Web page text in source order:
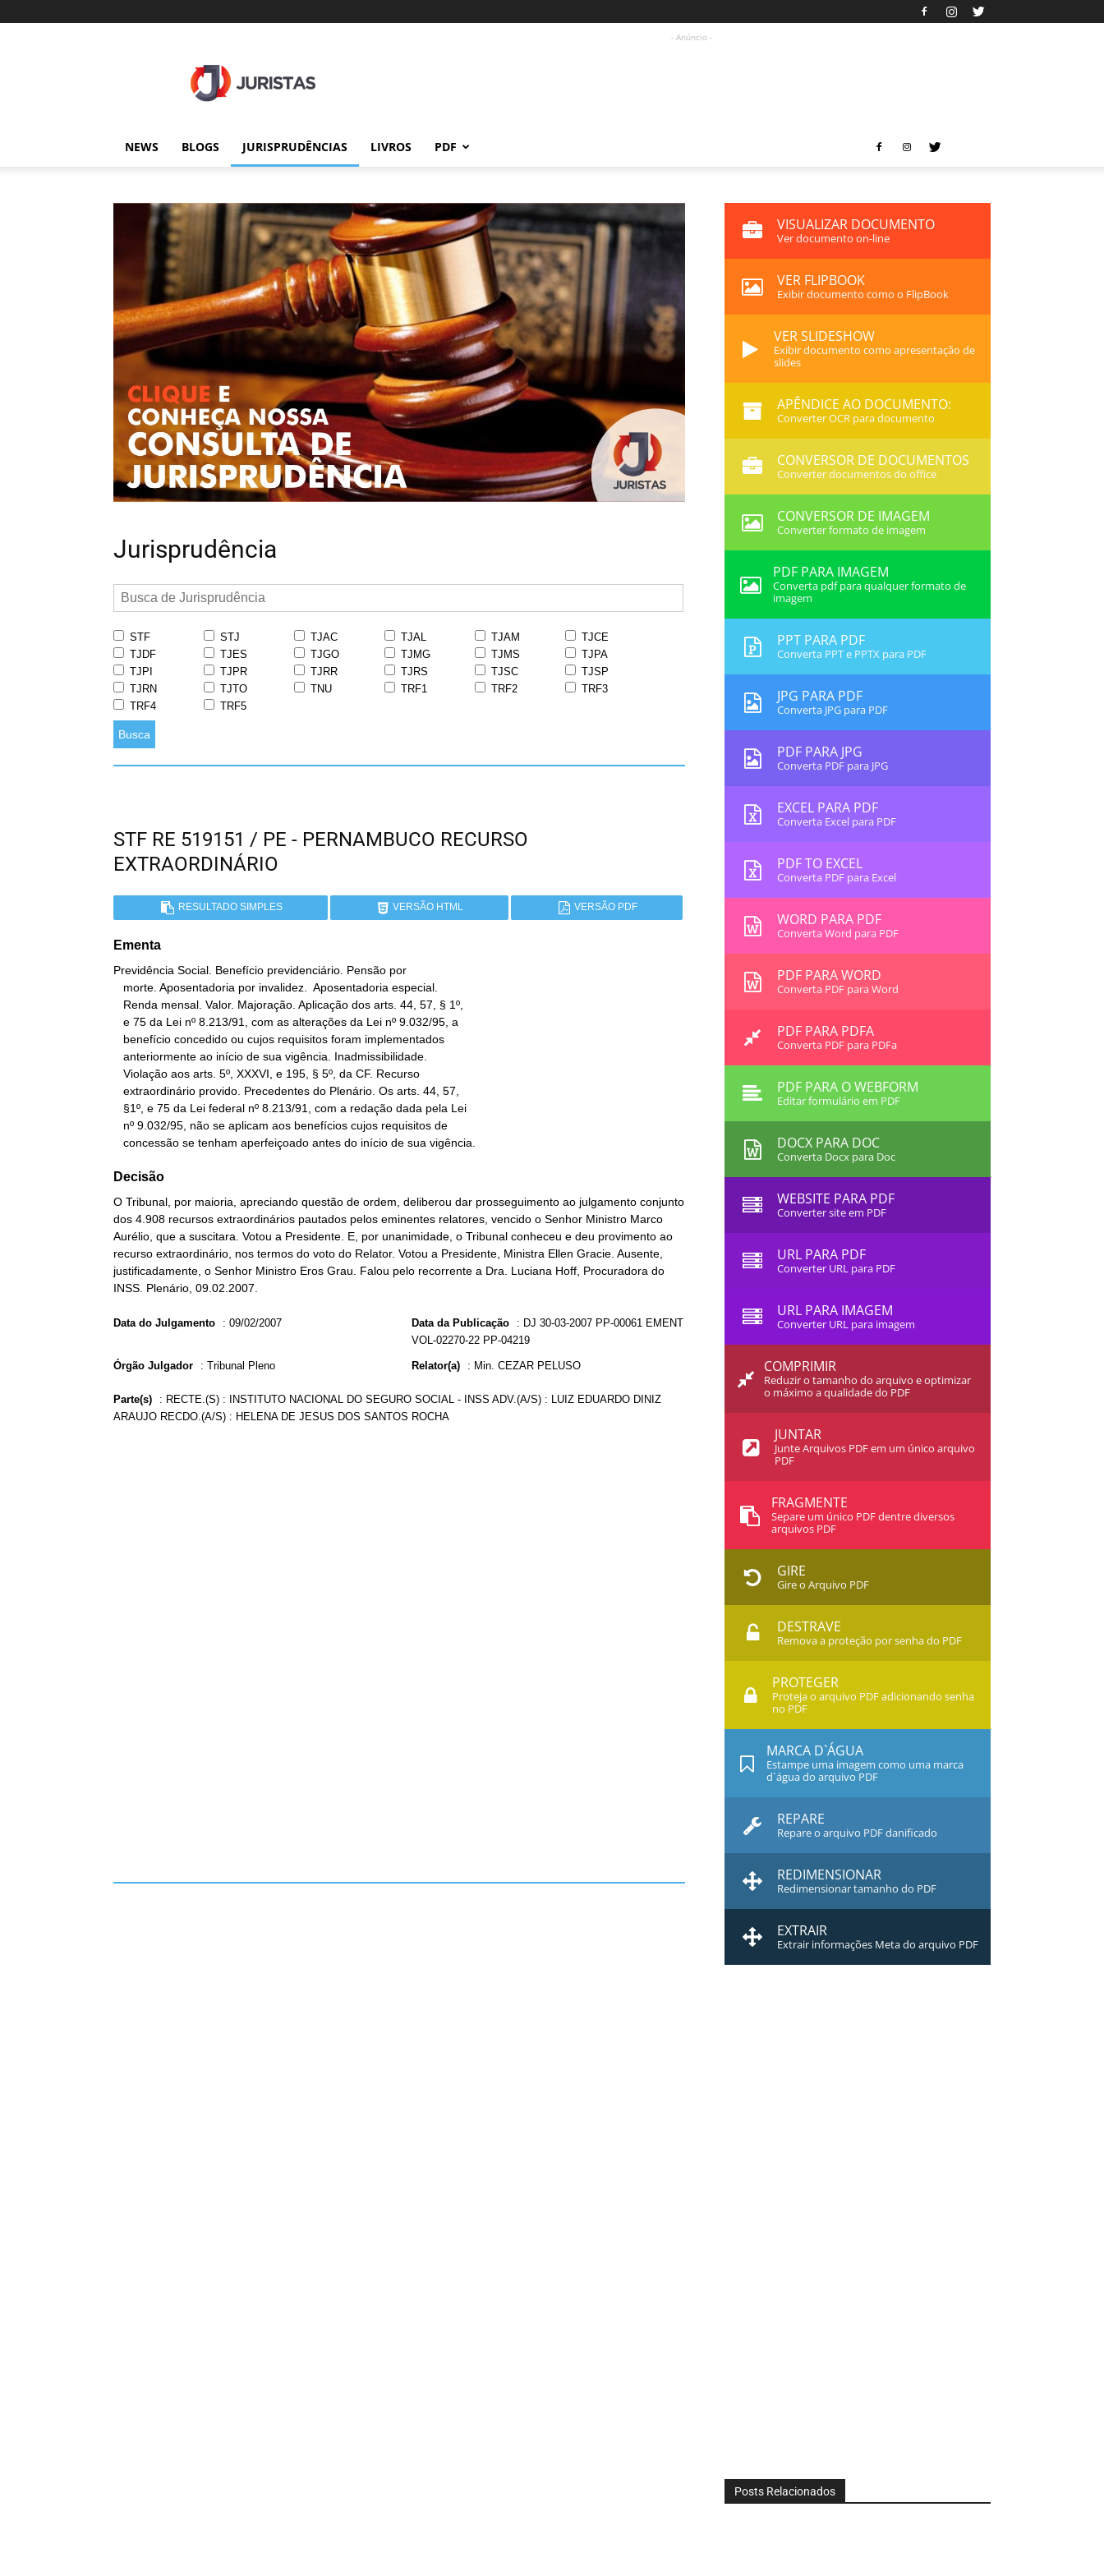
- Anúncio -
NEWS BLOGS JURISPRUDÊNCIAS LIVROS PDF
Jurisprudência
STF STJ TJAC TJAL TJAM
TJCE
TJDF
TJES TJGO TJMG TJMS
TJPA
TJPI
TJPR TJRR TJRS TJSC
TJSP
TJRN
TJTO TNU TRF1 TRF2
TRF3
TRF4
TRF5
Busca
STF RE 519151 / PE - PERNAMBUCO RECURSO
EXTRAORDINÁRIO
RESULTADO SIMPLES VERSÃO HTML VERSÃO PDF
Ementa
Previdência Social. Benefício previdenciário. Pensão por
   concessão se tenham aperfeiçoado antes do início de sua vigência.
Decisão
O Tribunal, por maioria, apreciando questão de ordem, deliberou dar prosseguimento ao julgamento conjunto
dos 4.908 recursos extraordinários pautados pelos eminentes relatores, vencido o Senhor Ministro Marco
Aurélio, que a suscitara. Votou a Presidente. E, por unanimidade, o Tribunal conheceu e deu provimento ao
recurso extraordinário, nos termos do voto do Relator. Votou a Presidente, Ministra Ellen Gracie. Ausente,
justificadamente, o Senhor Ministro Eros Grau. Falou pelo recorrente a Dra. Luciana Hoff, Procuradora do
INSS. Plenário, 09.02.2007.
Data do Julgamento : 09/02/2007 Data da Publicação : DJ 30-03-2007 PP-00061 EMENT
VOL-02270-22 PP-04219
Órgão Julgador : Tribunal Pleno Relator(a) : Min. CEZAR PELUSO
Parte(s) : RECTE.(S) : INSTITUTO NACIONAL DO SEGURO SOCIAL - INSS ADV.(A/S) : LUIZ EDUARDO DINIZ
ARAUJO RECDO.(A/S) : HELENA DE JESUS DOS SANTOS ROCHA
VISUALIZAR DOCUMENTO
Ver documento on-line
VER FLIPBOOK
Exibir documento como o FlipBook
VER SLIDESHOW
Exibir documento como apresentação de
slides
APÊNDICE AO DOCUMENTO:
Converter OCR para documento
CONVERSOR DE DOCUMENTOS
Converter documentos do office
CONVERSOR DE IMAGEM
Converter formato de imagem
PDF PARA IMAGEM
Converta pdf para qualquer formato de
imagem
PPT PARA PDF
Converta PPT e PPTX para PDF
JPG PARA PDF
Converta JPG para PDF
PDF PARA JPG
Converta PDF para JPG
EXCEL PARA PDF
Converta Excel para PDF
PDF TO EXCEL
Converta PDF para Excel
WORD PARA PDF
Converta Word para PDF
PDF PARA WORD
Converta PDF para Word
PDF PARA PDFA
Converta PDF para PDFa
PDF PARA O WEBFORM
Editar formulário em PDF
DOCX PARA DOC
Converta Docx para Doc
WEBSITE PARA PDF
Converter site em PDF
URL PARA PDF
Converter URL para PDF
URL PARA IMAGEM
Converter URL para imagem
COMPRIMIR
Reduzir o tamanho do arquivo e optimizar
o máximo a qualidade do PDF
JUNTAR
Junte Arquivos PDF em um único arquivo
PDF
FRAGMENTE
Separe um único PDF dentre diversos
arquivos PDF
GIRE
Gire o Arquivo PDF
DESTRAVE
Remova a proteção por senha do PDF
PROTEGER
Proteja o arquivo PDF adicionando senha
no PDF
MARCA D`ÁGUA
Estampe uma imagem como uma marca
d`água do arquivo PDF
REPARE
Repare o arquivo PDF danificado
REDIMENSIONAR
Redimensionar tamanho do PDF
EXTRAIR
Extrair informações Meta do arquivo PDF
Posts Relacionados